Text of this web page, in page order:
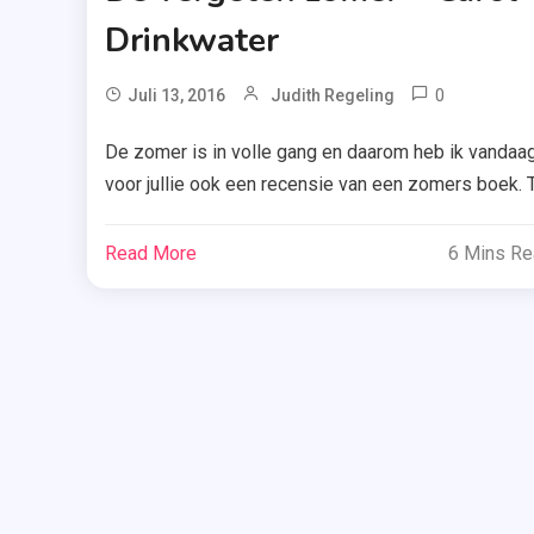
Drinkwater
Juli 13, 2016 Judith Regeling 0
,
Vergeten
De zomer is in volle gang en daarom heb ik
voor jullie ook een recensie van een zomers boek.
verhaal uit De vergeten zomer zich af. A.W. Bruna
Read More 6 Mins